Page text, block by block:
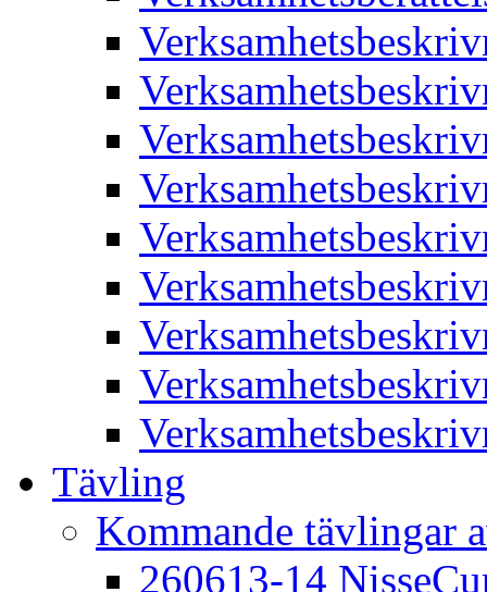
Tävling
Kommande tävlingar
260613-14